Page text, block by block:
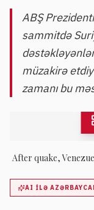
ABŞ
sammitdə
dəstəkləyənlər
müzakirə
zamanı bu
After quake,
AI ILƏ